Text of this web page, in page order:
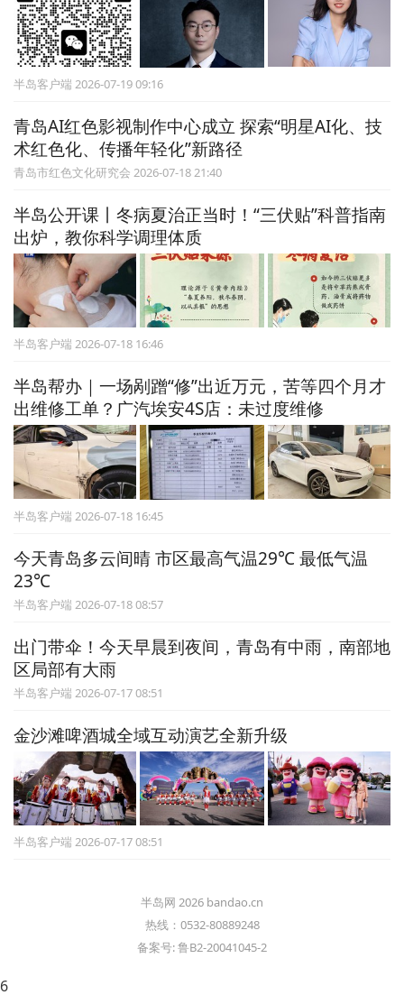
半岛客户端 2026-07-19 09:16
青岛AI红色影视制作中心成立 探索“明星AI化、技
术红色化、传播年轻化”新路径
青岛市红色文化研究会 2026-07-18 21:40
半岛公开课丨冬病夏治正当时！“三伏贴”科普指南
出炉，教你科学调理体质
半岛客户端 2026-07-18 16:46
半岛帮办｜一场剐蹭“修”出近万元，苦等四个月才
出维修工单？广汽埃安4S店：未过度维修
半岛客户端 2026-07-18 16:45
今天青岛多云间晴 市区最高气温29℃ 最低气温
23℃
半岛客户端 2026-07-18 08:57
出门带伞！今天早晨到夜间，青岛有中雨，南部地
区局部有大雨
半岛客户端 2026-07-17 08:51
金沙滩啤酒城全域互动演艺全新升级
半岛客户端 2026-07-17 08:51
半岛网 2026 bandao.cn
热线：0532-80889248
备案号: 鲁B2-20041045-2
6